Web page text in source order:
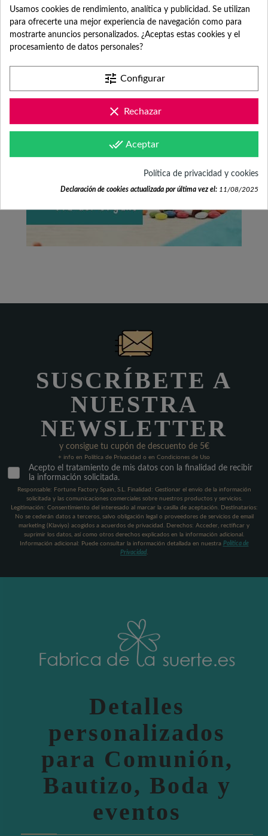
SUSCRÍBETE A
NUESTRA
NEWSLETTER
y consigue tu cupón de descuento de 5€
+ info en Política de Privacidad o en Condiciones de Uso
Acepto el tratamiento de mis datos con la finalidad de recibir
la información solicitada.
Responsable: Fortune Factory Spain, S.L. Finalidad: Gestionar el envío de la información
solicitada y las comunicaciones comerciales sobre nuestros productos y servicios.
Legitimación: Consentimiento del interesado al marcar la casilla de aceptación. Destinatarios:
No se cederán datos a terceros, salvo obligación legal o proveedores de servicios de email
marketing (Klaviyo) acogidos a acuerdos de privacidad. Derechos: Acceder, rectificar y
suprimir los datos, así como otros derechos explicados en la información adicional.
Información adicional: Puede consultar la información detallada en nuestra Política de
Privacidad
Detalles
personalizados
para Comunión,
Bautizo, Boda y
eventos
Usamos cookies de rendimiento, analítica y publicidad. Se utilizan
para ofrecerte una mejor experiencia de navegación como para
mostrarte anuncios personalizados. ¿Aceptas estas cookies y el
procesamiento de datos personales?
tune Configurar
clear Rechazar
done_all Aceptar
Política de privacidad y cookies
Declaración de cookies actualizada por última vez el: 11/08/2025